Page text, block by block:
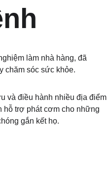
làm nhà hàng, đã
chăm sóc sức khỏe.
và điều hành nhiều địa điểm
hỗ trợ phát cơm cho những
gắn kết họ.